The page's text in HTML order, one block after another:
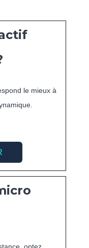
le mieux à
optez